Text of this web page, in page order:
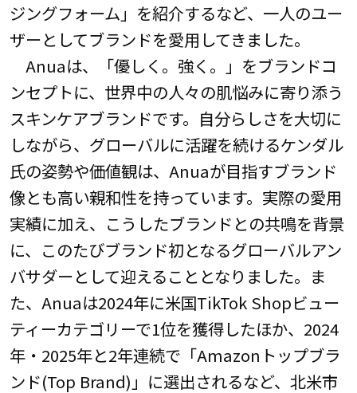
ジングフォーム」を紹介するなど、一人のユー
ザーとしてブランドを愛用してきました。
Anuaは、「優しく。強く。」をブランドコ
ンセプトに、世界中の人々の肌悩みに寄り添う
スキンケアブランドです。自分らしさを大切に
しながら、グローバルに活躍を続けるケンダル
氏の姿勢や価値観は、Anuaが目指すブランド
像とも高い親和性を持っています。実際の愛用
実績に加え、こうしたブランドとの共鳴を背景
に、このたびブランド初となるグローバルアン
バサダーとして迎えることとなりました。ま
た、Anuaは2024年に米国TikTok Shopビュー
ティーカテゴリーで1位を獲得したほか、2024
年・2025年と2年連続で「Amazonトップブラ
ンド(Top Brand)」に選出されるなど、北米市